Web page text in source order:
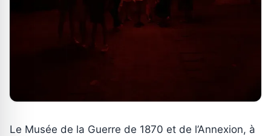
Le Musée de la Guerre de 1870 et de l’Annexion, à